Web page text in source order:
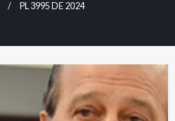
PL 3995 DE 2024